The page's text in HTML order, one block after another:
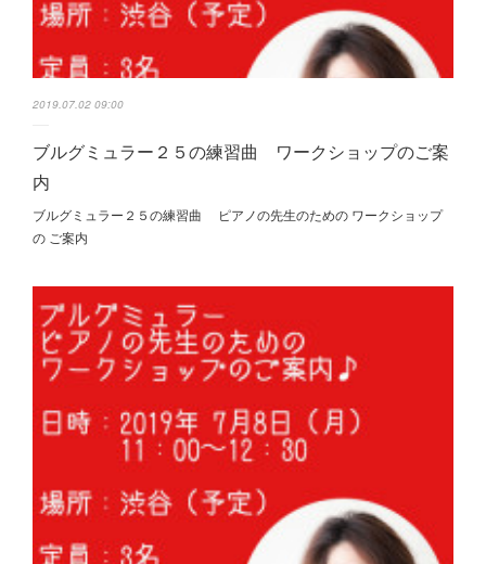
2019.07.02 09:00
ブルグミュラー２５の練習曲 ワークショップのご案
内
ブルグミュラー２５の練習曲 ピアノの先生のための ワークショップ
の ご案内